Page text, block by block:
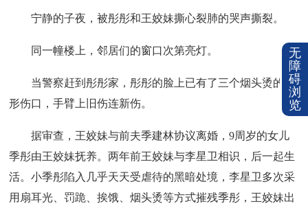
宁静的子夜，被彤彤和王姣妹撕心裂肺的哭声撕裂。
同一幢楼上，邻居们的窗口次第亮灯。
当警察赶到彤彤家，彤彤的脸上已有了三个烟头烫的圆
形伤口，手臂上旧伤连新伤。
据审查，王姣妹与前夫季建林协议离婚，9周岁的女儿
季彤由王姣妹抚养。两年前王姣妹与李星卫相识，后一起生
活。小季彤陷入几乎天天受虐待的黑暗处境，李星卫多次采
用扇耳光、罚跪、挨饿、烟头烫等方式摧残季彤，王姣妹出
无
障
碍
浏
览